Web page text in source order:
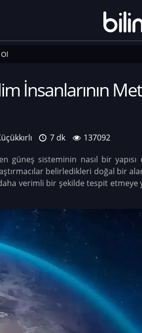
İnsanlarının
7 dk
137092
güneş sisteminin nasıl bir
belirledikleri doğal bir
verimli bir şekilde tespit etmeye